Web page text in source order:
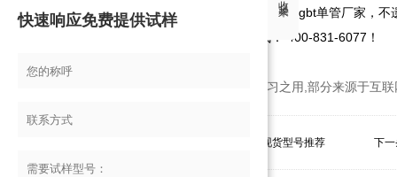
直播移动储能电源厂家选择飞虹半导体igbt单管厂家，
搜索“飞虹半导体”或拨打免费试样热线： 400-831-6077！
*本站所有相关知识仅供大家参考、学习之用,部分来源于互
igbt高压，无源逆变器高压igbt管现货型号推荐 下
快速响应免费提供试样